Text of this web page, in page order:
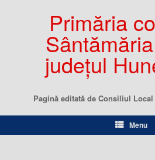
Primăria
județul
Pagină editată de Consiliul
Menu